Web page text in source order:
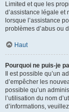
Limited et que les
d’assistance légale et
lorsque l’assistance
problèmes d’abus ou
Haut
Pourquoi ne puis-je
Il est possible qu’un
d’empêcher les
possible qu’un
l’utilisation du nom
d’informations,